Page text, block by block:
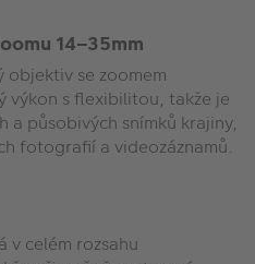
14–35mm
se zoomem
výkon s flexibilitou, takže je
a působivých snímků krajiny,
fotografií a videozáznamů.
v celém rozsahu